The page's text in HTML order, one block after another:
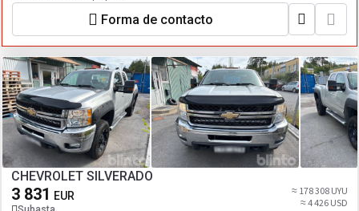
Forma de contacto
CHEVROLET SILVERADO
3 831 EUR
≈ 178 308 UYU
≈ 4 426 USD